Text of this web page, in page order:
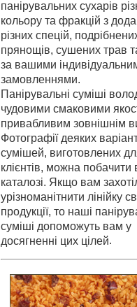
панірувальних сухарів
кольору та фракцій з
різних спецій,
прянощів, сушених трав
за вашими
замовленнями.
Панірувальні суміші
чудовими смаковими
привабливим зовнішнім
Фотографії деяких
сумішей, виготовлених
клієнтів, можна
каталозі. Якщо вам
урізноманітнити лінійку
продукції, то наші
суміші допоможуть вам у
досягненні цих цілей.